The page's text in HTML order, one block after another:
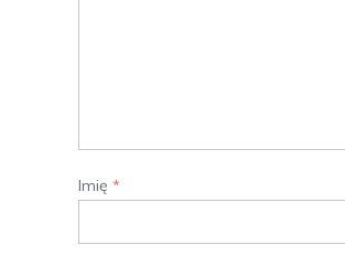
Imię *